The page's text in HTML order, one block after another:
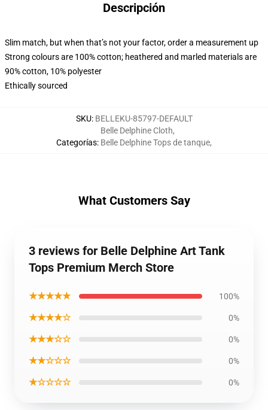
Descripción
Slim match, but when that’s not your factor, order a measurement up
Strong colours are 100% cotton; heathered and marled materials are
90% cotton, 10% polyester
Ethically sourced
SKU: BELLEKU-85797-DEFAULT
Categorías:
Belle Delphine Cloth,
Belle Delphine Tops de tanque,
What Customers Say
3 reviews for Belle Delphine Art Tank
Tops Premium Merch Store
★★★★★ 100%
★★★★☆ 0%
★★★☆☆ 0%
★★☆☆☆ 0%
★☆☆☆☆ 0%